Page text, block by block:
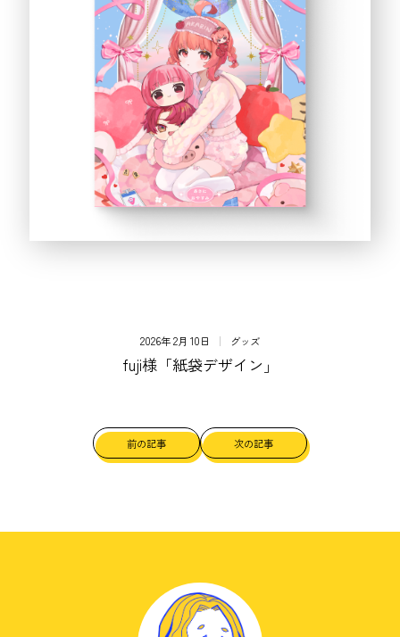
2026年 2月 10日 グッズ
fuji様「紙袋デザイン」
前の記事 次の記事